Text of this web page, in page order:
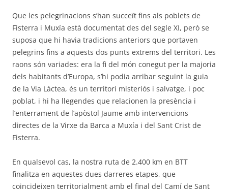
Que les pelegrinacions s’han succeït fins als poblets de
Fisterra i Muxía està documentat des del segle XI, però se
suposa que hi havia tradicions anteriors que portaven
pelegrins fins a aquests dos punts extrems del territori. Les
raons són variades: era la fi del món conegut per la majoria
dels habitants d’Europa, s’hi podia arribar seguint la guia
de la Via Làctea, és un territori misteriós i salvatge, i poc
poblat, i hi ha llegendes que relacionen la presència i
l’enterrament de l’apòstol Jaume amb intervencions
directes de la Virxe da Barca a Muxía i del Sant Crist de
Fisterra.
En qualsevol cas, la nostra ruta de 2.400 km en BTT
finalitza en aquestes dues darreres etapes, que
coincideixen territorialment amb el final del Camí de Sant